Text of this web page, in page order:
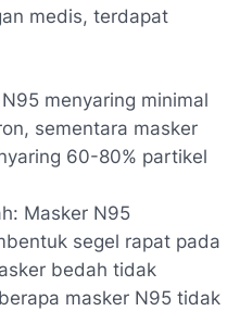
medis, terdapat
menyaring minimal
sementara masker
60-80% partikel
Masker N95
segel rapat pada
bedah tidak
masker N95 tidak